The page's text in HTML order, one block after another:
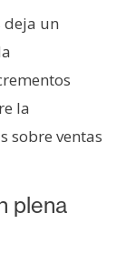
deja un
la
sobre ventas
plena